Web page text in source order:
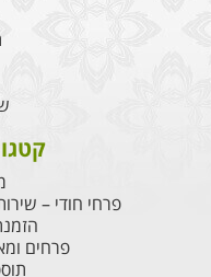
פרחי חודי –
פרחים